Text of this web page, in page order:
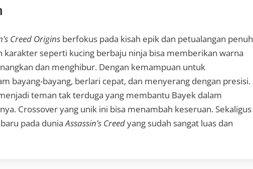
Creed Origins berfokus pada kisah epik dan petualangan penuh
karakter seperti kucing berbaju ninja bisa memberikan warna
dan menghibur. Dengan kemampuan untuk
bayang-bayang, berlari cepat, dan menyerang dengan presisi.
teman tak terduga yang membantu Bayek dalam
Crossover yang unik ini bisa menambah keseruan. Sekaligus
pada duniaAssassin’s Creedyang sudah sangat luas dan